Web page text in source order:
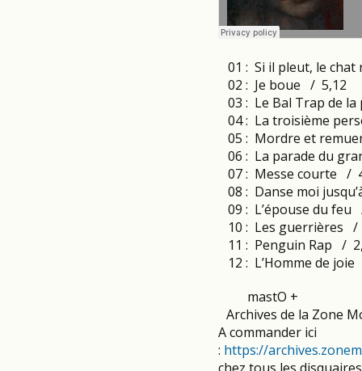
01 : Si il pleut, le
02 : Je boue / 5,12
03 : Le Bal Trap de
04 : La troisième
05 : Mordre et
06 : La parade du
07 : Messe courte /
08 : Danse moi
09 : L’épouse du
10 : Les guerrières /
11 : Penguin Rap /
12 : L’Homme de
mastO +
Archives de la Zone
A commander ici
: https://